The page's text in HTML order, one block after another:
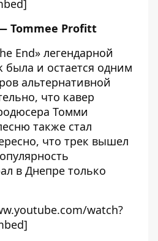
Tommee Profitt
End» легендарной
была и остается одним
альтернативной
что кавер
Томми
также стал
что трек вышел
в Днепре только
watch?